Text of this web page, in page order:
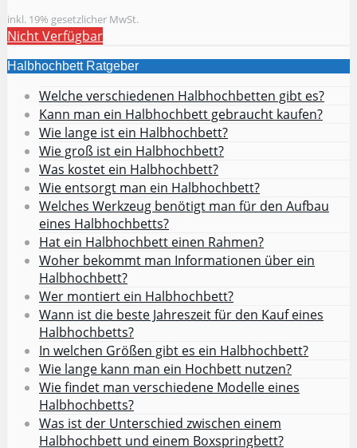
inkl. 19% gesetzlicher MwSt.
Nicht Verfügbar
Halbhochbett Ratgeber
Welche verschiedenen Halbhochbetten gibt es?
Kann man ein Halbhochbett gebraucht kaufen?
Wie lange ist ein Halbhochbett?
Wie groß ist ein Halbhochbett?
Was kostet ein Halbhochbett?
Wie entsorgt man ein Halbhochbett?
Welches Werkzeug benötigt man für den Aufbau
eines Halbhochbetts?
Hat ein Halbhochbett einen Rahmen?
Woher bekommt man Informationen über ein
Halbhochbett?
Wer montiert ein Halbhochbett?
Wann ist die beste Jahreszeit für den Kauf eines
Halbhochbetts?
In welchen Größen gibt es ein Halbhochbett?
Wie lange kann man ein Hochbett nutzen?
Wie findet man verschiedene Modelle eines
Halbhochbetts?
Was ist der Unterschied zwischen einem
Halbhochbett und einem Boxspringbett?